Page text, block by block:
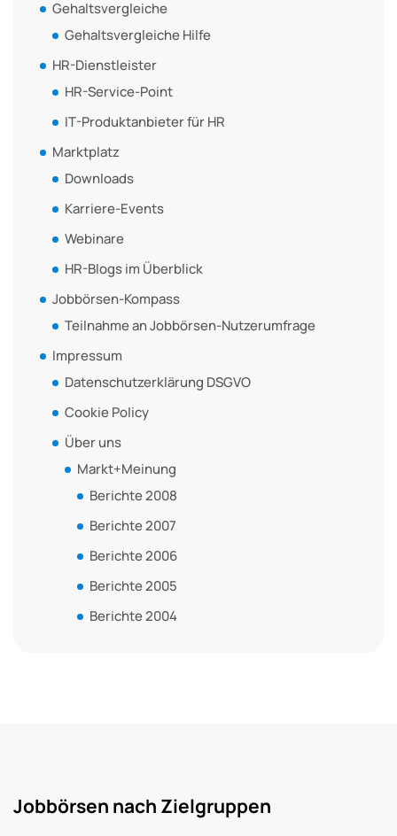
Gehaltsvergleiche
Gehaltsvergleiche Hilfe
HR-Dienstleister
HR-Service-Point
IT-Produktanbieter für HR
Marktplatz
Downloads
Karriere-Events
Webinare
HR-Blogs im Überblick
Jobbörsen-Kompass
Teilnahme an Jobbörsen-Nutzerumfrage
Impressum
Datenschutzerklärung DSGVO
Cookie Policy
Über uns
Markt+Meinung
Berichte 2008
Berichte 2007
Berichte 2006
Berichte 2005
Berichte 2004
Jobbörsen nach Zielgruppen